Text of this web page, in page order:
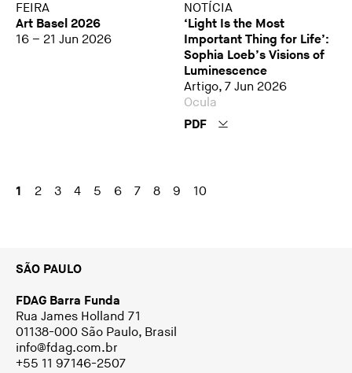
FEIRA
Art Basel 2026
16 – 21 Jun 2026
NOTÍCIA
‘Light Is the Most
Important Thing for Life’:
Sophia Loeb’s Visions of
Luminescence
Artigo, 7 Jun 2026
Ocula
PDF
1 2 3 4 5 6 7 8 9 10
SÃO PAULO
FDAG Barra Funda
Rua James Holland 71
01138-000 São Paulo, Brasil
info@fdag.com.br
+55 11 97146-2507